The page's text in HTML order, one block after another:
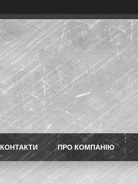
КОНТАКТИ ПРО КОМПАНІЮ